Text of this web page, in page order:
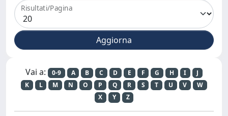
Risultati/Pagina
Vai a: 0-9 A B C D E F G H I
J
K
L M N O P Q R S T U V
W
X
Y Z